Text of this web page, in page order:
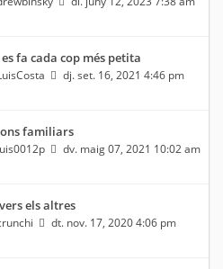
fa cada cop més petita
dj. set. 16, 2021 4:46 pm
familiars
dv. maig 07, 2021 10:02 am
els altres
dt. nov. 17, 2020 4:06 pm